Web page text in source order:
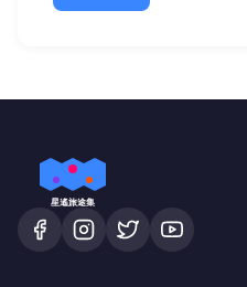
星遙旅途集